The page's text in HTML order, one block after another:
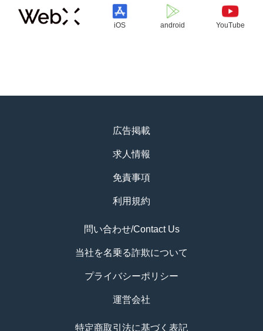
iOS android YouTube
広告掲載
求人情報
免責事項
利用規約
問い合わせ/Contact Us
当社を名乗る詐欺について
プライバシーポリシー
運営会社
特定商取引法に基づく表記